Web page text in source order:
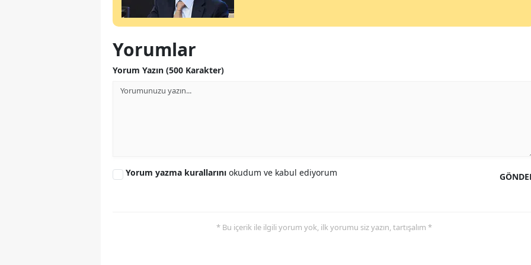
Yorumlar
Yorum Yazın (500 Karakter)
Yorum yazma kurallarını okudum ve kabul ediyorum
* Bu içerik ile ilgili yorum yok, ilk yorumu siz yazın, tartışalım *